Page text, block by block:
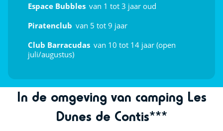
Speeltuin
Multisportterrein
Animatie
Theater
Kindervoorstellingen
Espace Bubbles van 1 tot 3 jaar oud
Piratenclub van 5 tot 9 jaar
Club Barracudas van 10 tot 14 jaar (open
juli/augustus)
In de omgeving van camping Les
Dunes de Contis***